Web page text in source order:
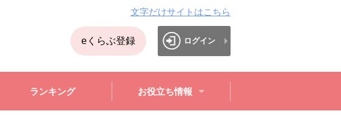
文字だけサイトはこちら
eくらぶ登録 ログイン
ランキング お役立ち情報